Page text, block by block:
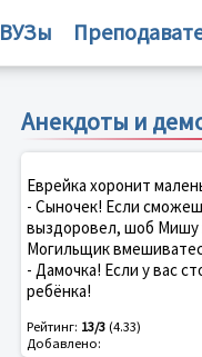
ВУЗы
Анекдоты и
Еврейка хоронит
- Сыночек! Если
выздоровел, шоб Мишу
Могильщик
- Дамочка! Если у вас
ребёнка!
Рейтинг: 13/3(4.33)
Добавлено: